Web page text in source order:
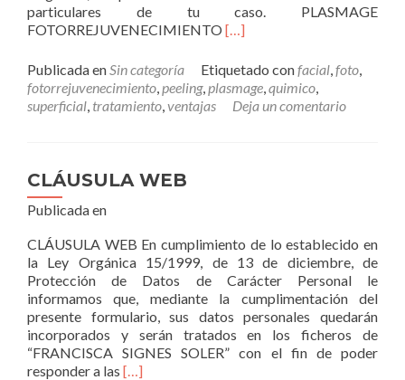
particulares de tu caso. PLASMAGE
FOTORREJUVENECIMIENTO Leer
faciales
[…]
Publicada enSin categoría Etiquetado confacial,foto,
fotorrejuvenecimiento,peeling,plasmage,quimico,
superficial, tratamiento,ventajas Deja un comentario
CLÁUSULA WEB
Publicada en
CLÁUSULA WEB En cumplimiento de lo establecido en
la Ley Orgánica 15/1999, de 13 de diciembre, de
Protección de Datos de Carácter Personal le
informamos que, mediante la cumplimentación del
presente formulario, sus datos personales quedarán
incorporados y serán tratados en los ficheros de
“FRANCISCA SIGNES SOLER” con el fin de poder
responder a las Leer
[…]